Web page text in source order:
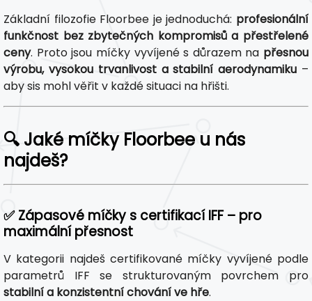
Základní filozofie Floorbee je jednoduchá: profesionální
funkčnost bez zbytečných kompromisů a přestřelené
ceny. Proto jsou míčky vyvíjené s důrazem na přesnou
výrobu, vysokou trvanlivost a stabilní aerodynamiku –
aby sis mohl věřit v každé situaci na hřišti.
🔍 Jaké míčky Floorbee u nás
najdeš?
✅ Zápasové míčky s certifikací IFF – pro
maximální přesnost
V kategorii najdeš certifikované míčky vyvíjené podle
parametrů IFF se strukturovaným povrchem pro
stabilní a konzistentní chování ve hře.